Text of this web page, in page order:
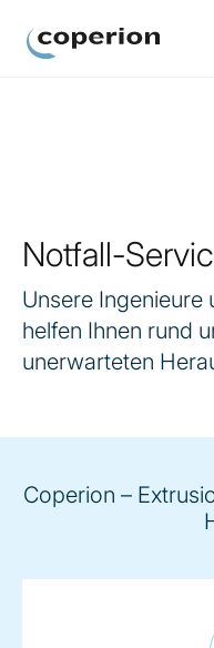
Notfall-
Unsere Ingenieure
helfen Ihnen rund
unerwarteten
Coperion –